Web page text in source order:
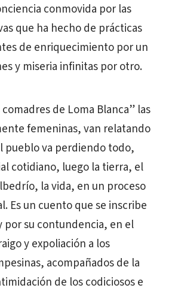
conmovida por las
que ha hecho de prácticas
de enriquecimiento por un
y miseria infinitas por otro.
de Loma Blanca” las
femeninas, van relatando
pueblo va perdiendo todo,
cotidiano, luego la tierra, el
la vida, en un proceso
Es un cuento que se inscribe
su contundencia, en el
y expoliación a los
acompañados de la
de los codiciosos e